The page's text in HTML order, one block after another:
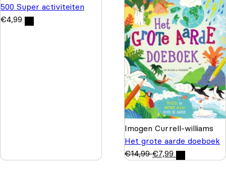
500 Super activiteiten
€4,99
Imogen Currell-williams
Het grote aarde doeboek
€14,99 €7,99